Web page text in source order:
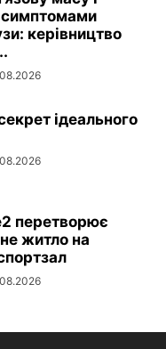
симптомами
керівництво
ідеального
перетворює
житло на